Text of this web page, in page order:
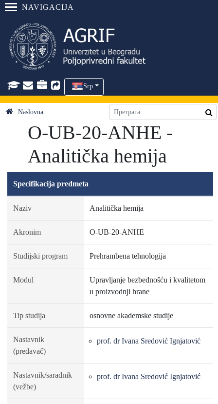
NAVIGACIJA
Srp
Naslovna
O-UB-20-ANHE -
Analitička hemija
Specifikacija predmeta
Naziv Analitička hemija
Akronim O-UB-20-ANHE
Studijski program Prehrambena tehnologija
Modul
Upravljanje bezbednošću i kvalitetom
u proizvodnji hrane
Tip studija osnovne akademske studije
Nastavnik
(predavač)
prof. dr Ivana Sredović Ignjatović
Nastavnik/saradnik
(vežbe)
prof. dr Ivana Sredović Ignjatović